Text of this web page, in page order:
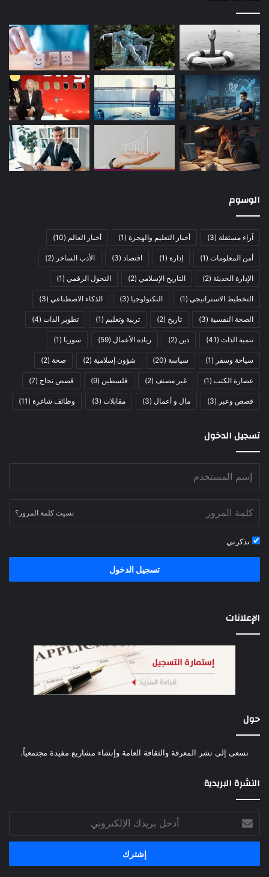
الوسوم
آراء مستقلة (3) أخبار التعليم والهجرة (1) أخبار العالم (10)
أمن المعلومات (1) إدارة (1) اقتصاد (3) الأدب الساخر (2)
الإدارة الحديثة (2) التاريخ الإسلامي (2) التحول الرقمي (1)
التخطيط الاستراتيجي (1) التكنولوجيا (3) الذكاء الاصطناعي (3)
الصحة النفسية (3) تاريخ (2) تربية وتعليم (1) تطوير الذات (4)
تنمية الذات (41) دين (2) ريادة الأعمال (59) سوريا (1)
سياحة وسفر (1) سياسة (20) شؤون إسلامية (2) صحة (2)
عصارة الكتب (1) غير مصنف (2) فلسطين (9) قصص نجاح (7)
قصص وعبر (3) مال و أعمال (3) مقابلات (3) وظائف شاغرة (11)
تسجيل الدخول
نسيت كلمة المرور؟
تذكرني
تسجيل الدخول
الإعلانات
حول
نسعى إلى نشر المعرفة والثقافة العامة وإنشاء مشاريع مفيدة مجتمعياً.
النشرة البريدية